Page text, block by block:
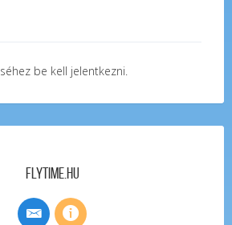
be kell jelentkezni.
FlyTime.hu